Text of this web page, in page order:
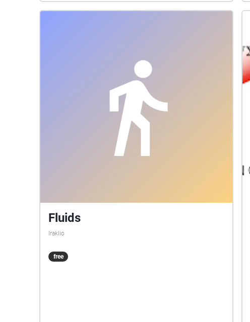
βρίσκεστε στην περιοχή με το όνομα "Η αρχή
είναι το παν..". Αυτή είναι η αφετηρία της
περιπέτειας. Για καλύτερη εμπειρία του
ηχοπερίπατου χρησιμοποιήστε τα ακουστικά
σας. Καλή διασκέδαση!
Fluids
Iraklio
free